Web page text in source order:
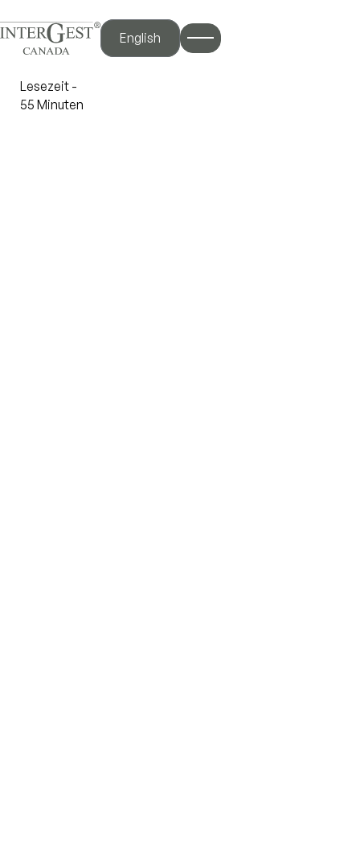
English
Lesezeit -
55 Minuten